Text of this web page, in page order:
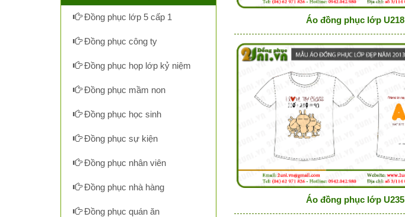
Áo đồng phục lớp U218
Áo đồng phục lớp U235
Đồng phục lớp 5 cấp 1
Đồng phục công ty
Đồng phục họp lớp kỷ niệm
Đồng phục mầm non
Đồng phục học sinh
Đồng phục sự kiện
Đồng phục nhân viên
Đồng phục nhà hàng
Đồng phục quán ăn